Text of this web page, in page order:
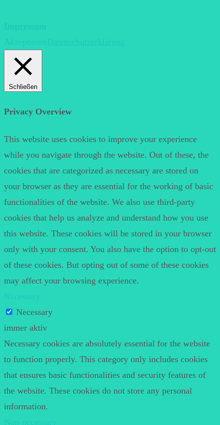
Schließen
Privacy Overview
This website uses cookies to improve your experience
while you navigate through the website. Out of these, the
cookies that are categorized as necessary are stored on
your browser as they are essential for the working of basic
functionalities of the website. We also use third-party
cookies that help us analyze and understand how you use
this website. These cookies will be stored in your browser
only with your consent. You also have the option to opt-out
of these cookies. But opting out of some of these cookies
may affect your browsing experience.
Necessary
immer aktiv
Necessary cookies are absolutely essential for the website
to function properly. This category only includes cookies
that ensures basic functionalities and security features of
the website. These cookies do not store any personal
information.